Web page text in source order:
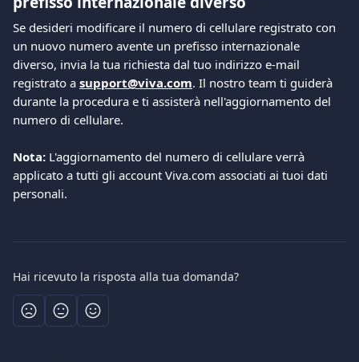
Se desideri modificare il numero di cellulare registrato con
un nuovo numero avente un prefisso internazionale
diverso, invia la tua richiesta dal tuo indirizzo e-mail
registrato a support@viva.com. Il nostro team ti guiderà
durante la procedura e ti assisterà nell'aggiornamento del
numero di cellulare.
Nota: L'aggiornamento del numero di cellulare verrà
applicato a tutti gli account Viva.com associati ai tuoi dati
personali.
Hai ricevuto la risposta alla tua domanda?